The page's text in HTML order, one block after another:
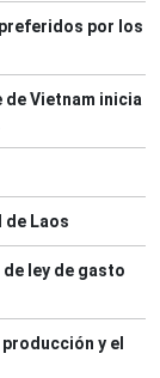
por los
Vietnam inicia
de Laos
ley de gasto
y el